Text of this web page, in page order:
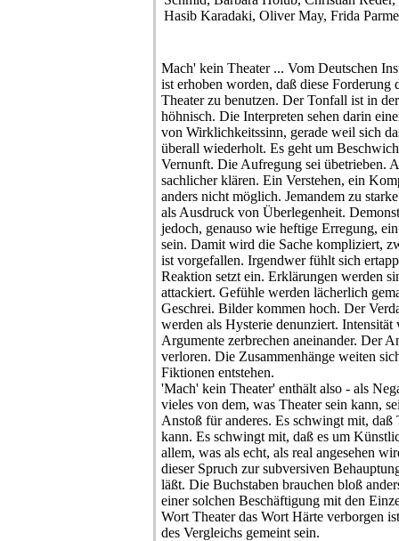
Hasib Karadaki, Oliver May, Frida
Mach' kein Theater ... Vom Deutschen
ist erhoben worden, daß diese Forderung
Theater zu benutzen. Der Tonfall ist in
höhnisch. Die Interpreten sehen darin
von Wirklichkeitssinn, gerade weil sich
überall wiederholt. Es geht um
Vernunft. Die Aufregung sei übetrieben.
sachlicher klären. Ein Verstehen, ein
anders nicht möglich. Jemandem zu
als Ausdruck von Überlegenheit.
jedoch, genauso wie heftige Erregung,
sein. Damit wird die Sache kompliziert,
ist vorgefallen. Irgendwer fühlt sich
Reaktion setzt ein. Erklärungen werden
attackiert. Gefühle werden lächerlich
Geschrei. Bilder kommen hoch. Der
werden als Hysterie denunziert.
Argumente zerbrechen aneinander. Der
verloren. Die Zusammenhänge weiten
Fiktionen entstehen.
'Mach' kein Theater' enthält also - als
vieles von dem, was Theater sein kann,
Anstoß für anderes. Es schwingt mit, daß
kann. Es schwingt mit, daß es um
allem, was als echt, als real angesehen
dieser Spruch zur subversiven
läßt. Die Buchstaben brauchen bloß
einer solchen Beschäftigung mit den
Wort Theater das Wort Härte verborgen
des Vergleichs gemeint sein.